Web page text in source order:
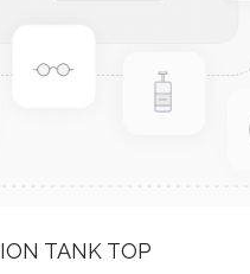
TANK TOP